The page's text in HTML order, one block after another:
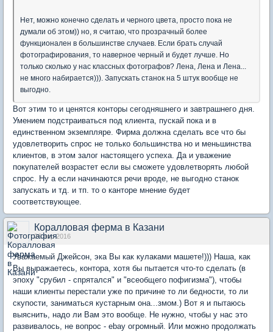
Нет, можно конечно сделать и черного цвета, просто пока не
думали об этом)) но, я считаю, что прозрачный более
функционален в большинстве случаев. Если брать случай
фотографирования, то наверное черный и будет лучше. Но
только сколько у нас классных фотографов? Лена, Лена и Лена...
не много набирается))). Запускать станок на 5 штук вообще не
выгодно.
Вот этим то и ценятся конторы сегодняшнего и завтрашнего дня.
Умением подстраиваться под клиента, пускай пока и в
единственном экземпляре. Фирма должна сделать все что бы
удовлетворить спрос не только большинства но и меньшинства
клиентов, в этом залог настоящего успеха. Да и уважение
покупателей возрастет если вы сможете удовлетворять любой
спрос. Ну а если начинаются речи вроде, не выгодно станок
запускать и тд. и тп. то о канторе мнение будет
соответствующее.
Коралловая ферма в Казани
26 апр 2016
Уважаемый Джейсон, эка Вы как кулаками машете!))) Наша, как
Вы выражаетесь, контора, хотя бы пытается что-то сделать (в
эпоху "срубил - спрятался" и "всеобщего пофигизма"), чтобы
наши клиенты перестали уже по причине то ли бедности, то ли
скупости, заниматься кустарным она...змом.) Вот я и пытаюсь
выяснить, надо ли Вам это вообще. Не нужно, чтобы у нас это
развивалось, не вопрос - ebay огромный. Или можно продолжать